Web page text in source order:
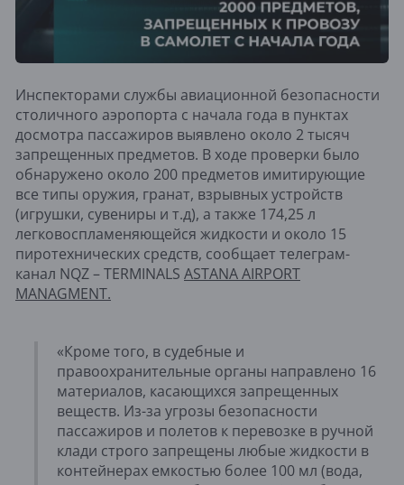
Инспекторами службы авиационной безопасности
столичного аэропорта с начала года в пунктах
досмотра пассажиров выявлено около 2 тысяч
запрещенных предметов. В ходе проверки было
обнаружено около 200 предметов имитирующие
все типы оружия, гранат, взрывных устройств
(игрушки, сувениры и т.д), а также 174,25 л
легковоспламеняющейся жидкости и около 15
пиротехнических средств, сообщает телеграм-
канал NQZ – TERMINALS ASTANA AIRPORT
MANAGMENT.
«Кроме того, в судебные и
правоохранительные органы направлено 16
материалов, касающихся запрещенных
веществ. Из-за угрозы безопасности
пассажиров и полетов к перевозке в ручной
клади строго запрещены любые жидкости в
контейнерах емкостью более 100 мл (вода,